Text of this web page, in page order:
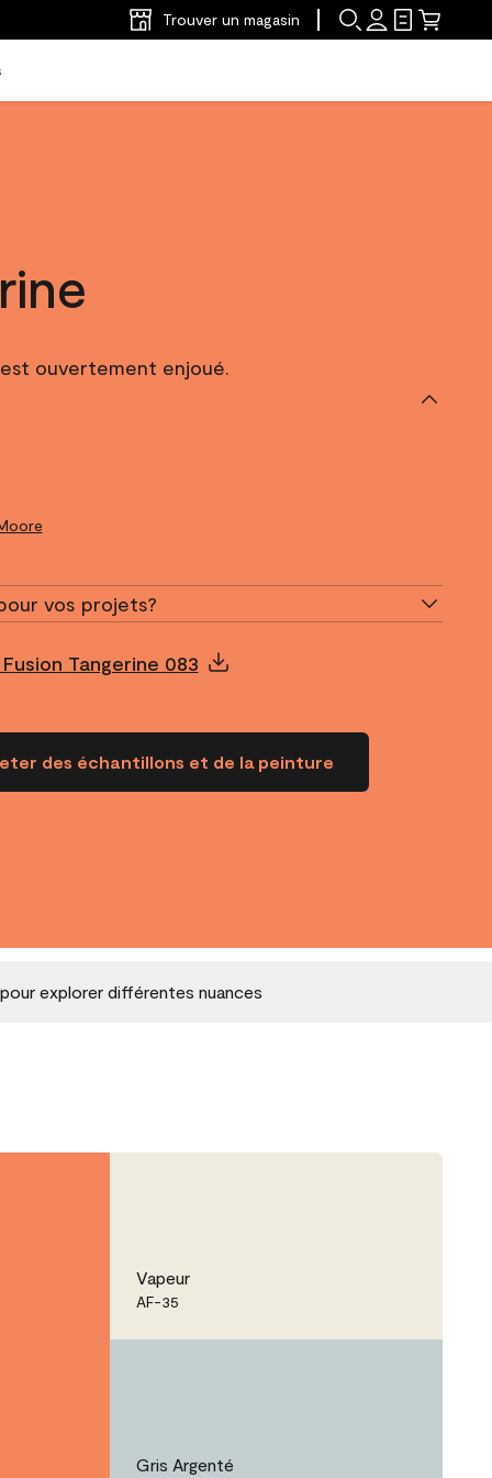
Trouver un magasin
ouvertement enjoué.
vos projets?
Tangerine 083
des échantillons et de la peinture
explorer différentes nuances
Vapeur
AF-35
Gris Argenté